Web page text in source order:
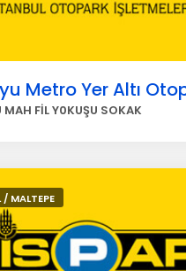
Metro Yer Altı
MAH FİL Y0KUŞU SOKAK
/ MALTEPE